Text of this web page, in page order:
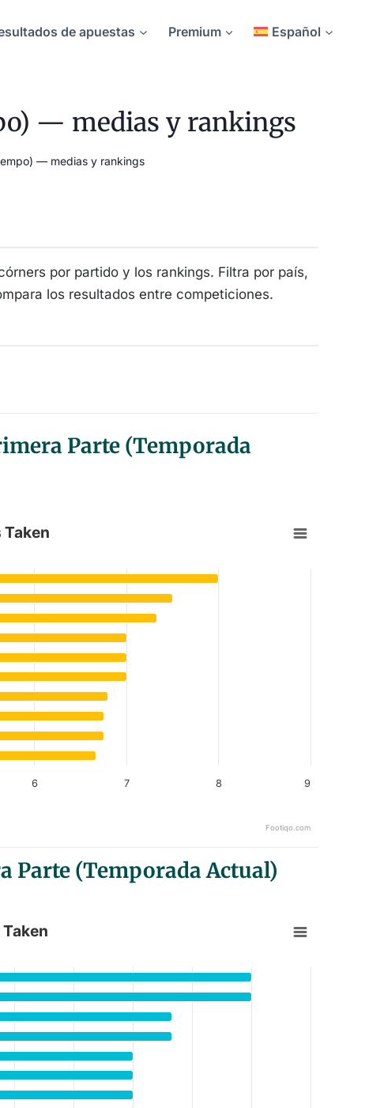
de apuestas Premium Español
— medias y rankings
— medias y rankings
por partido y los rankings. Filtra por país,
los resultados entre competiciones.
Parte (Temporada
Taken
6 7 8 9
Footiqo.com
Parte (Temporada Actual)